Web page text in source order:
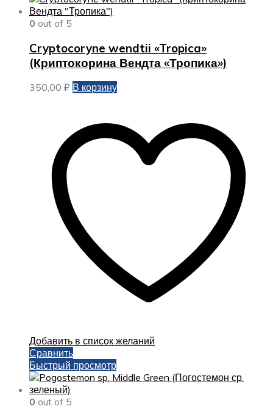
0 out of 5
Cryptocoryne wendtii «Tropica»
(Криптокорина Вендта «Тропика»)
350,00 ₽ В корзину
Добавить в список желаний
Сравнить
Быстрый просмотр
0 out of 5